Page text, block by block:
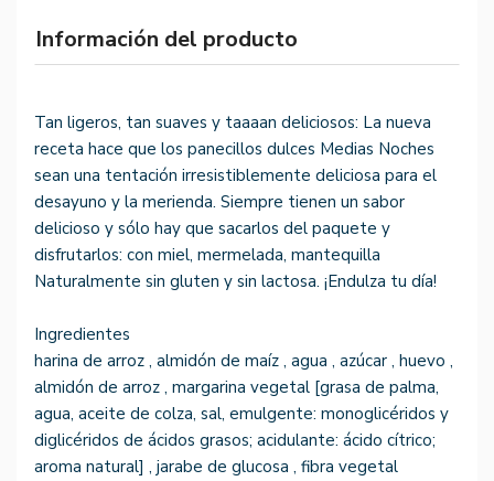
Información del producto
Tan ligeros, tan suaves y taaaan deliciosos: La nueva
receta hace que los panecillos dulces Medias Noches
sean una tentación irresistiblemente deliciosa para el
desayuno y la merienda. Siempre tienen un sabor
delicioso y sólo hay que sacarlos del paquete y
disfrutarlos: con miel, mermelada, mantequilla
Naturalmente sin gluten y sin lactosa. ¡Endulza tu día!
Ingredientes
harina de arroz , almidón de maíz , agua , azúcar , huevo ,
almidón de arroz , margarina vegetal [grasa de palma,
agua, aceite de colza, sal, emulgente: monoglicéridos y
diglicéridos de ácidos grasos; acidulante: ácido cítrico;
aroma natural] , jarabe de glucosa , fibra vegetal